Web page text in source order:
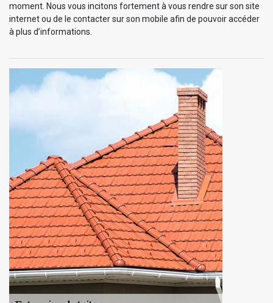
moment. Nous vous incitons fortement à vous rendre sur son site
internet ou de le contacter sur son mobile afin de pouvoir accéder
à plus d’informations.